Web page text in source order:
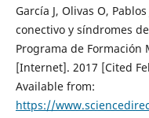
García J, Olivas O,
conectivo y síndromes
Programa de Formación
[Internet]. 2017 [Cited
Available from:
https://